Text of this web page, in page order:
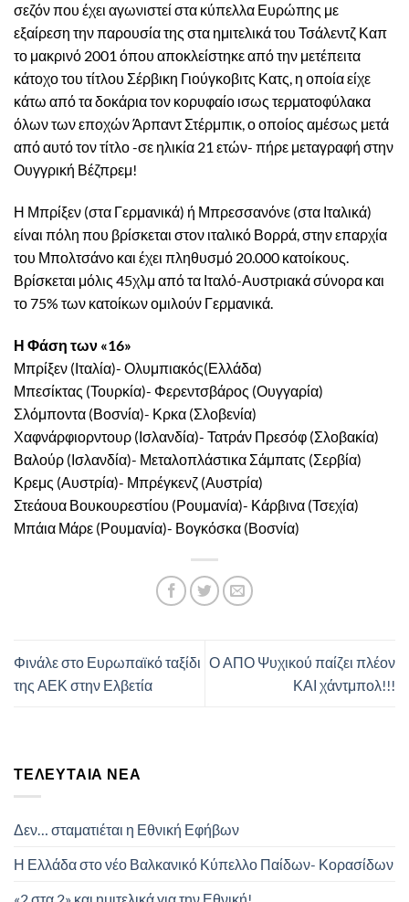
σεζόν που έχει αγωνιστεί στα κύπελλα Ευρώπης με
εξαίρεση την παρουσία της στα ημιτελικά του Τσάλεντζ Καπ
το μακρινό 2001 όπου αποκλείστηκε από την μετέπειτα
κάτοχο του τίτλου Σέρβικη Γιούγκοβιτς Κατς, η οποία είχε
κάτω από τα δοκάρια τον κορυφαίο ισως τερματοφύλακα
όλων των εποχών Άρπαντ Στέρμπικ, ο οποίος αμέσως μετά
από αυτό τον τίτλο -σε ηλικία 21 ετών- πήρε μεταγραφή στην
Ουγγρική Βέζπρεμ!
Η Μπρίξεν (στα Γερμανικά) ή Μπρεσσανόνε (στα Ιταλικά)
είναι πόλη που βρίσκεται στον ιταλικό Βορρά, στην επαρχία
του Μπολτσάνο και έχει πληθυσμό 20.000 κατοίκους.
Βρίσκεται μόλις 45χλμ από τα Ιταλό-Αυστριακά σύνορα και
το 75% των κατοίκων ομιλούν Γερμανικά.
Η Φάση των «16»
Μπρίξεν (Ιταλία)- Ολυμπιακός(Ελλάδα)
Μπεσίκτας (Τουρκία)- Φερεντσβάρος (Ουγγαρία)
Σλόμποντα (Βοσνία)- Κρκα (Σλοβενία)
Χαφνάρφιορντουρ (Ισλανδία)- Τατράν Πρεσόφ (Σλοβακία)
Βαλούρ (Ισλανδία)- Μεταλοπλάστικα Σάμπατς (Σερβία)
Κρεμς (Αυστρία)- Μπρέγκενζ (Αυστρία)
Στεάουα Βουκουρεστίου (Ρουμανία)- Κάρβινα (Τσεχία)
Μπάια Μάρε (Ρουμανία)- Βογκόσκα (Βοσνία)
Φινάλε στο Ευρωπαϊκό ταξίδι
της ΑΕΚ στην Ελβετία
Ο ΑΠΟ Ψυχικού παίζει πλέον
ΚΑΙ χάντμπολ!!!
ΤΕΛΕΥΤΑΊΑ ΝΈΑ
Δεν… σταματιέται η Εθνική Εφήβων
Η Ελλάδα στο νέο Βαλκανικό Κύπελλο Παίδων- Κορασίδων